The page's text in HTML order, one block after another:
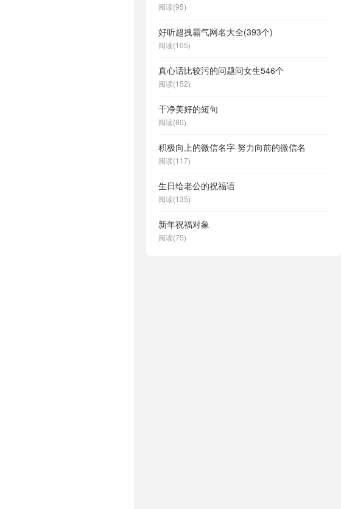
阅读(95)
好听超拽霸气网名大全(393个)
阅读(105)
真心话比较污的问题问女生546个
阅读(152)
干净美好的短句
阅读(80)
积极向上的微信名字 努力向前的微信名
阅读(117)
生日给老公的祝福语
阅读(135)
新年祝福对象
阅读(75)